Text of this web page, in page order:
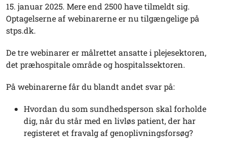
15. januar 2025. Mere end 2500 have tilmeldt sig.
Optagelserne af webinarerne er nu tilgængelige på
stps.dk.
De tre webinarer er målrettet ansatte i plejesektoren,
det præhospitale område og hospitalssektoren.
På webinarerne får du blandt andet svar på:
Hvordan du som sundhedsperson skal forholde
dig, når du står med en livløs patient, der har
registeret et fravalg af genoplivningsforsøg?